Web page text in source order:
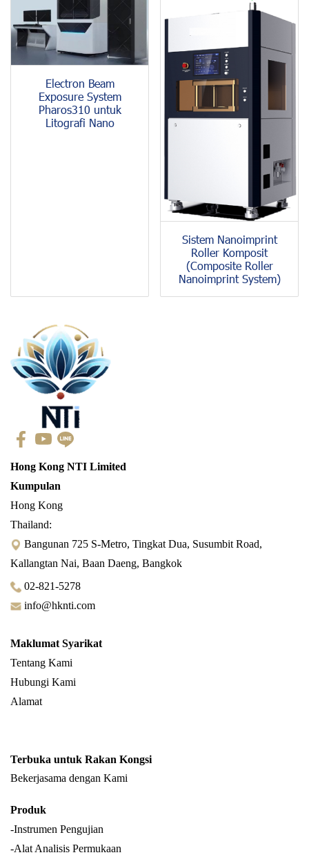
Electron Beam
Exposure System
Pharos310 untuk
Litografi Nano
Sistem Nanoimprint
Roller Komposit
(Composite Roller
Nanoimprint System)
Hong Kong NTI Limited
Kumpulan
Hong Kong
Thailand:
Bangunan 725 S-Metro, Tingkat Dua, Susumbit Road,
Kallangtan Nai, Baan Daeng, Bangkok
02-821-5278
info@hknti.com
Maklumat Syarikat
Tentang Kami
Hubungi Kami
Alamat
Terbuka untuk Rakan Kongsi
Bekerjasama dengan Kami
Produk
-Instrumen Pengujian
-Alat Analisis Permukaan